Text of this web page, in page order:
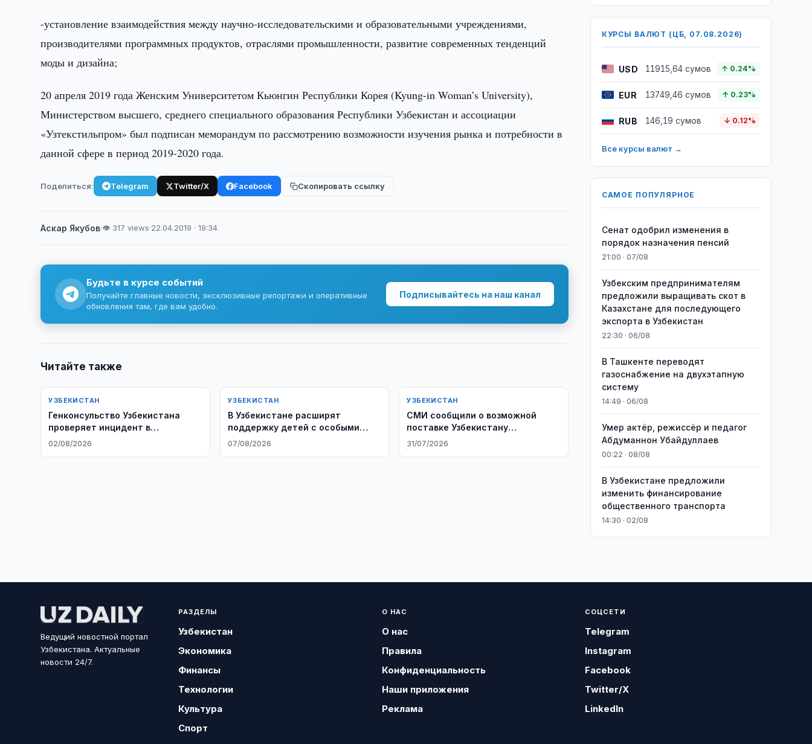
-установление взаимодействия между научно-исследовательскими и образовательными учреждениями,
производителями программных продуктов, отраслями промышленности, развитие современных тенденций
моды и дизайна;
20 апреля 2019 года Женским Университетом Кьюнгин Республики Корея (Kyung-in Woman’s University),
Министерством высшего, среднего специального образования Республики Узбекистан и ассоциации
«Узтекстильпром» был подписан меморандум по рассмотрению возможности изучения рынка и потребности в
данной сфере в период 2019-2020 года.
Поделиться: Telegram Twitter/X Facebook Скопировать ссылку
Аскар Якубов·👁 317 views·22.04.2019 · 19:34
Будьте в курсе событий
Получайте главные новости, эксклюзивные репортажи и оперативные
обновления там, где вам удобно.
Подписывайтесь на наш канал
Читайте также
УЗБЕКИСТАН
Генконсульство Узбекистана
проверяет инцидент в
Нижегородской области
02/08/2026
УЗБЕКИСТАН
В Узбекистане расширят
поддержку детей с особыми
образовательными
07/08/2026
УЗБЕКИСТАН
СМИ сообщили о возможной
поставке Узбекистану
истребителей J-10CE
31/07/2026
КУРСЫ ВАЛЮТ (ЦБ, 07.08.2026)
USD 11915,64 сумов ↑ 0.24%
EUR 13749,46 сумов ↑ 0.23%
RUB 146,19 сумов ↓ 0.12%
Все курсы валют →
САМОЕ ПОПУЛЯРНОЕ
Сенат одобрил изменения в
порядок назначения пенсий
21:00 · 07/08
Узбекским предпринимателям
предложили выращивать скот в
Казахстане для последующего
экспорта в Узбекистан
22:30 · 06/08
В Ташкенте переводят
газоснабжение на двухэтапную
систему
14:49 · 06/08
Умер актёр, режиссёр и педагог
Абдуманнон Убайдуллаев
00:22 · 08/08
В Узбекистане предложили
изменить финансирование
общественного транспорта
14:30 · 02/08
Ведущий новостной портал
Узбекистана. Актуальные
новости 24/7.
РАЗДЕЛЫ
Узбекистан
Экономика
Финансы
Технологии
Культура
Спорт
О НАС
О нас
Правила
Конфиденциальность
Наши приложения
Реклама
СОЦСЕТИ
Telegram
Instagram
Facebook
Twitter/X
LinkedIn